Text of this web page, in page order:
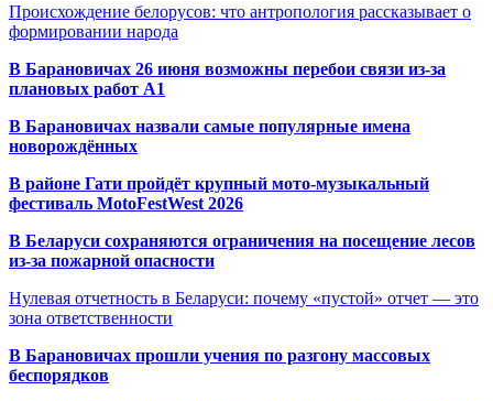
Происхождение белорусов: что антропология рассказывает о
формировании народа
В Барановичах 26 июня возможны перебои связи из-за
плановых работ A1
В Барановичах назвали самые популярные имена
новорождённых
В районе Гати пройдёт крупный мото-музыкальный
фестиваль MotoFestWest 2026
В Беларуси сохраняются ограничения на посещение лесов
из-за пожарной опасности
Нулевая отчетность в Беларуси: почему «пустой» отчет — это
зона ответственности
В Барановичах прошли учения по разгону массовых
беспорядков